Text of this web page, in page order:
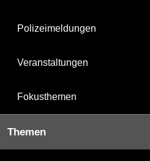
Polizeimeldungen
Veranstaltungen
Fokusthemen
Themen